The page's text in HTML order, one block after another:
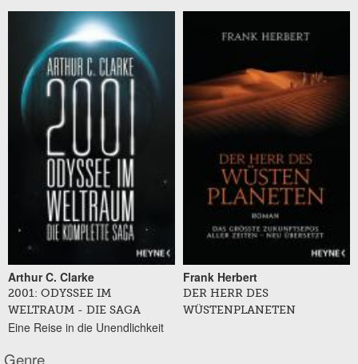
Arthur C. Clarke
2001: ODYSSEE IM
WELTRAUM - DIE SAGA
Eine Reise in die Unendlichkeit
Frank Herbert
DER HERR DES
WÜSTENPLANETEN
Genre